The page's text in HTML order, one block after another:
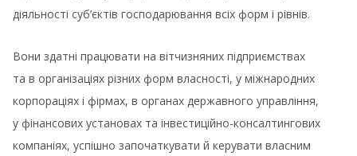
діяльності суб’єктів господарювання всіх форм і рівнів.
Вони здатні працювати на вітчизняних підприємствах
та в організаціях різних форм власності, у міжнародних
корпораціях і фірмах, в органах державного управління,
у фінансових установах та інвестиційно-консалтингових
компаніях, успішно започаткувати й керувати власним